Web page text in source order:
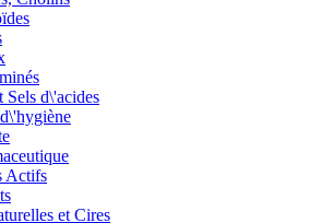
Sels d\'acides
Actifs
et Cires